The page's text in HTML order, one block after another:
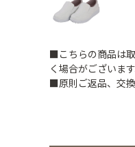
■こちらの商品は
く場合がございます
■原則ご返品、交